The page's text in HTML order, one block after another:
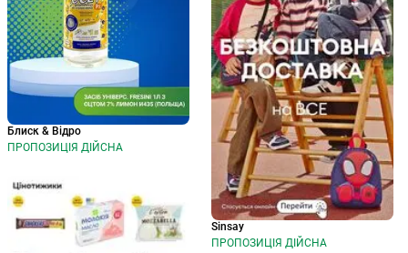
Блиск & Відро
ПРОПОЗИЦІЯ ДІЙСНА
Sinsay
ПРОПОЗИЦІЯ ДІЙСНА